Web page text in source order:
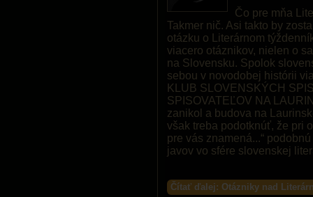
Čo pre mňa
Takmer nič. Asi takto by
otázku o Literárnom
viacero otáznikov, nielen o
na Slovensku. Spolok
sebou v novodobej histórii
KLUB SLOVENSKÝCH
SPISOVATEĽOV NA
zanikol a budova na
však treba podotknúť, že pri
pre vás znamená...“
javov vo sfére slovenskej
Čítať ďalej: Otázniky nad